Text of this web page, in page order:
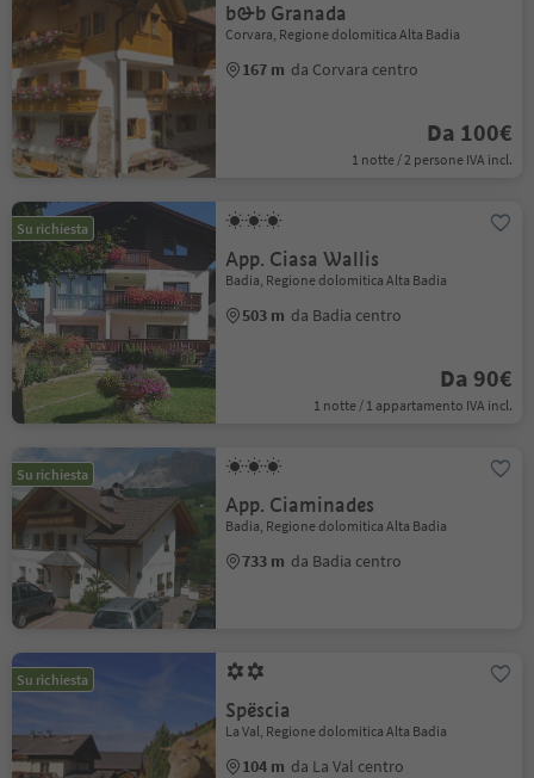
b&b Granada
Corvara, Regione dolomitica Alta Badia
167 m da Corvara centro
Da 100€
1 notte / 2 persone IVA incl.
Su richiesta
App. Ciasa Wallis
Badia, Regione dolomitica Alta Badia
503 m da Badia centro
Da 90€
1 notte / 1 appartamento IVA incl.
Su richiesta
App. Ciaminades
Badia, Regione dolomitica Alta Badia
733 m da Badia centro
Su richiesta
Spëscia
La Val, Regione dolomitica Alta Badia
104 m da La Val centro